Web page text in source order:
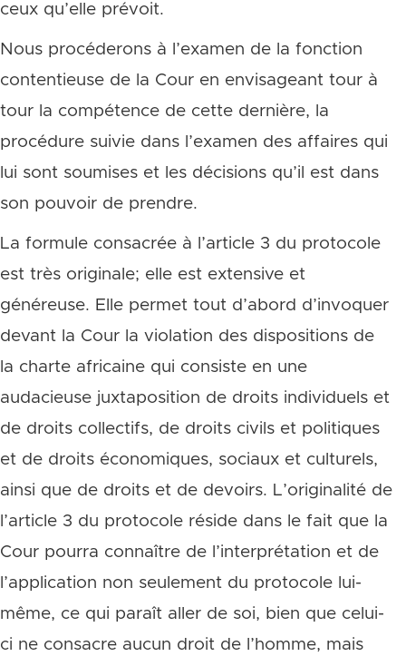
ceux qu’elle prévoit.
Nous procéderons à l’examen de la fonction
contentieuse de la Cour en envisageant tour à
tour la compétence de cette dernière, la
procédure suivie dans l’examen des affaires qui
lui sont soumises et les décisions qu’il est dans
son pouvoir de prendre.
La formule consacrée à l’article 3 du protocole
est très originale; elle est extensive et
généreuse. Elle permet tout d’abord d’invoquer
devant la Cour la violation des dispositions de
la charte africaine qui consiste en une
audacieuse juxtaposition de droits individuels et
de droits collectifs, de droits civils et politiques
et de droits économiques, sociaux et culturels,
ainsi que de droits et de devoirs. L’originalité de
l’article 3 du protocole réside dans le fait que la
Cour pourra connaître de l’interprétation et de
l’application non seulement du protocole lui-
même, ce qui paraît aller de soi, bien que celui-
ci ne consacre aucun droit de l’homme, mais